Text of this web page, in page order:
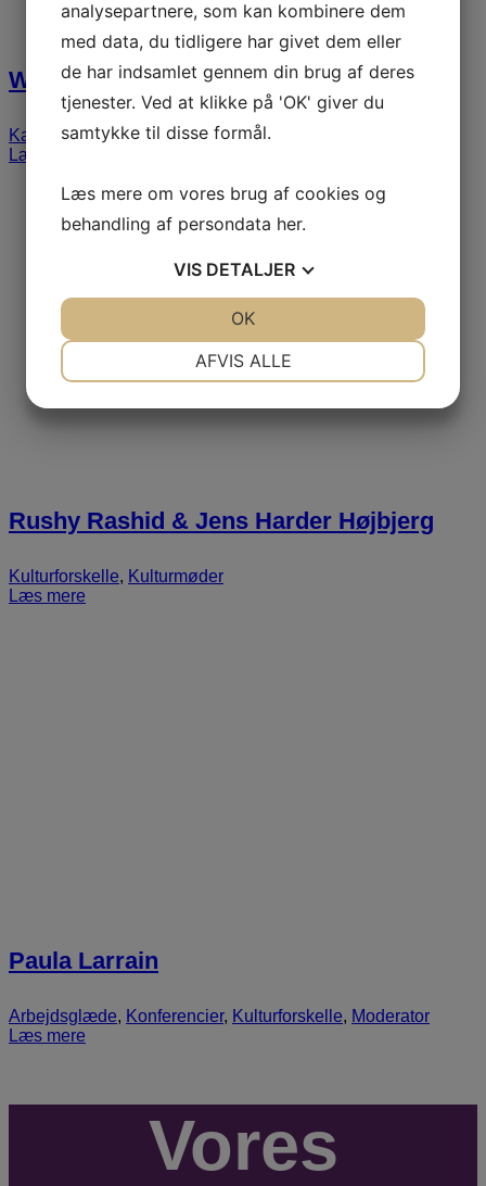
Waqas Qadri
Karriere,Kulturforskelle,Motivation
Læs mere
Rushy Rashid & Jens Harder Højbjerg
Kulturforskelle, Kulturmøder
Læs mere
Paula Larrain
Arbejdsglæde, Konferencier, Kulturforskelle, Moderator
Læs mere
Vores
analysepartnere, som kan kombinere dem
med data, du tidligere har givet dem eller
de har indsamlet gennem din brug af deres
tjenester. Ved at klikke på 'OK' giver du
samtykke til disse formål.
Læs mere om vores brug af cookies og
behandling af persondata her.
VIS DETALJER
AFVIS ALLE
OK